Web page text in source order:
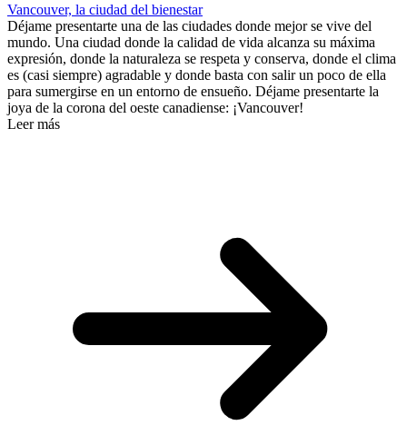
Vancouver, la ciudad del bienestar
Déjame presentarte una de las ciudades donde mejor se vive del
mundo. Una ciudad donde la calidad de vida alcanza su máxima
expresión, donde la naturaleza se respeta y conserva, donde el clima
es (casi siempre) agradable y donde basta con salir un poco de ella
para sumergirse en un entorno de ensueño. Déjame presentarte la
joya de la corona del oeste canadiense: ¡Vancouver!
Leer más